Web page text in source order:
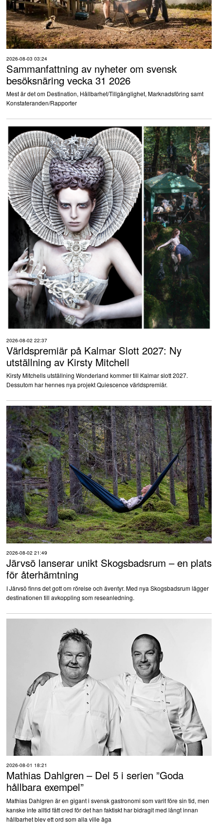
2026-08-03 03:24
Sammanfattning av nyheter om svensk
besöksnäring vecka 31 2026
Mest är det om Destination, Hållbarhet/Tillgänglighet, Marknadsföring samt
Konstateranden/Rapporter
2026-08-02 22:37
Världspremiär på Kalmar Slott 2027: Ny
utställning av Kirsty Mitchell
Kirsty Mitchells utställning Wonderland kommer till Kalmar slott 2027.
Dessutom har hennes nya projekt Quiescence världspremiär.
2026-08-02 21:49
Järvsö lanserar unikt Skogsbadsrum – en plats
för återhämtning
I Järvsö finns det gott om rörelse och äventyr. Med nya Skogsbadsrum lägger
destinationen till avkoppling som reseanledning.
2026-08-01 18:21
Mathias Dahlgren – Del 5 i serien ”Goda
hållbara exempel”
Mathias Dahlgren är en gigant i svensk gastronomi som varit före sin tid, men
kanske inte alltid fått cred för det han faktiskt har bidragit med långt innan
hållbarhet blev ett ord som alla ville äga